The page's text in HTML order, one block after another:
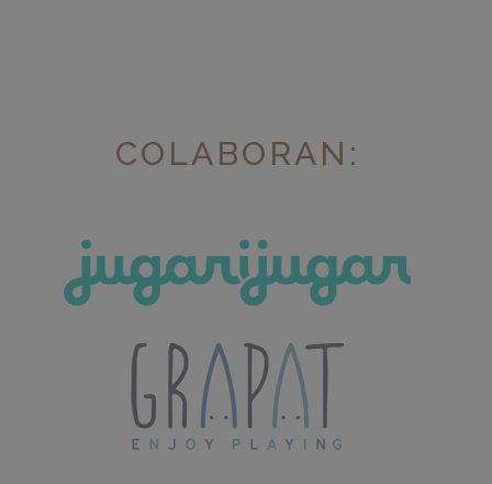
COLABORAN: